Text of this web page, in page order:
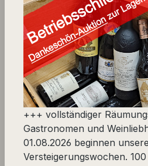
Lieblinge finden
Schaumweine
Europas
+++ vollständiger
Gastronomen und
01.08.2026 beginnen unsere
Versteigerungswochen.